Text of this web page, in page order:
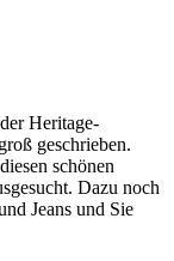
Heritage-
geschrieben.
schönen
Dazu noch
Jeans und Sie